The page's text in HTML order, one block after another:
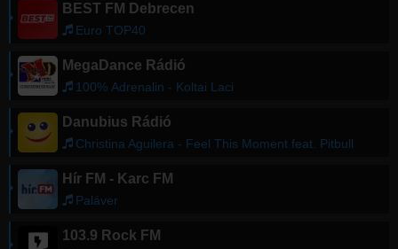
BEST FM Debrecen
Euro TOP40
MegaDance Rádió
100% Adrenalin - Koltai Laci
Danubius Rádió
Christina Aguilera - Feel This Moment feat. Pitbull
Hír FM - Karc FM
Paláver
103.9 Rock FM